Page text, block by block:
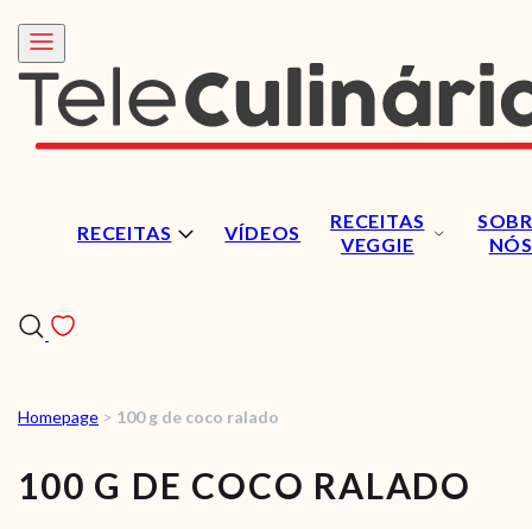
RECEITAS VÍDEOS
RECEITAS
VEGGIE
NÓS
RECEITAS
VÍDEOS
Homepage > 100 g de coco ralado
100 G DE COCO RALADO